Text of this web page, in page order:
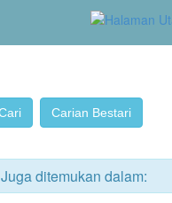
Juga ditemukan dalam: